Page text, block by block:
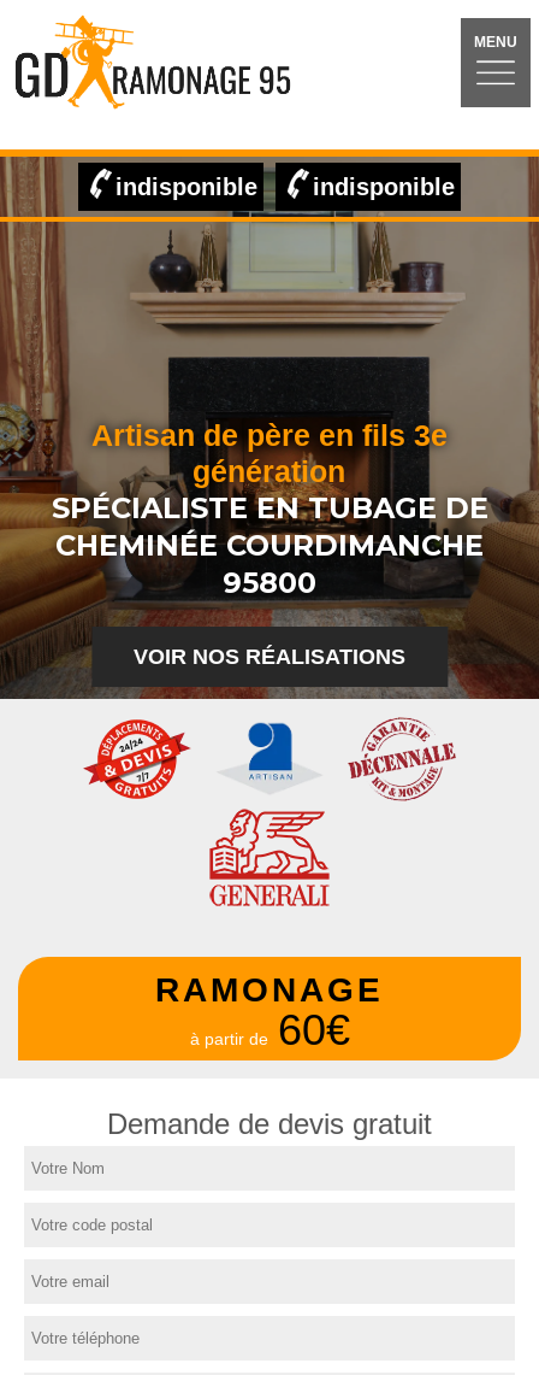
MENU
indisponible indisponible
Artisan de père en fils 3e
génération
SPÉCIALISTE EN TUBAGE DE
CHEMINÉE COURDIMANCHE
95800
VOIR NOS RÉALISATIONS
RAMONAGE
à partir de 60€
Demande de devis gratuit